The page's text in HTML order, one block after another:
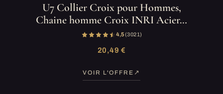
U7 Collier Croix pour Hommes,
Chaine homme Croix INRI Acier…
4,5(3 021)
20,49 €
VOIR L'OFFRE